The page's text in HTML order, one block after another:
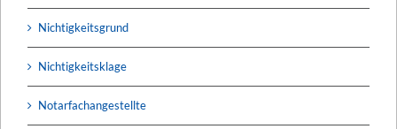
Nichtigkeitsgrund
Nichtigkeitsklage
Notarfachangestellte